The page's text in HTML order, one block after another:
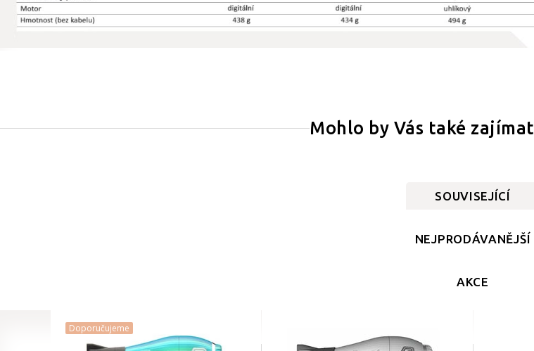
Mohlo by Vás také zajímat
SOUVISEJÍCÍ
NEJPRODÁVANĚJŠÍ
AKCE
Doporučujeme